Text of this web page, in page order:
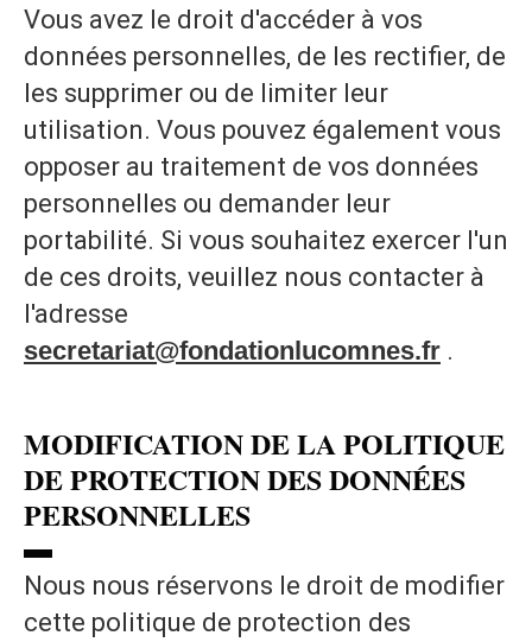
Vous avez le droit d'accéder à vos
données personnelles, de les rectifier, de
les supprimer ou de limiter leur
utilisation. Vous pouvez également vous
opposer au traitement de vos données
personnelles ou demander leur
portabilité. Si vous souhaitez exercer l'un
de ces droits, veuillez nous contacter à
l'adresse
secretariat@fondationlucomnes.fr .
MODIFICATION DE LA POLITIQUE
DE PROTECTION DES DONNÉES
PERSONNELLES
▬
Nous nous réservons le droit de modifier
cette politique de protection des